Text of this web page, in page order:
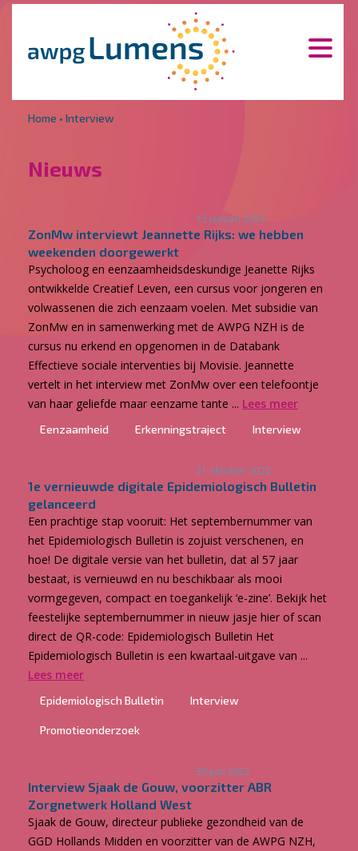
Home • Interview
Nieuws
13 januari 2023
ZonMw interviewt Jeannette Rijks: we hebben
weekenden doorgewerkt
Psycholoog en eenzaamheidsdeskundige Jeanette Rijks
ontwikkelde Creatief Leven, een cursus voor jongeren en
volwassenen die zich eenzaam voelen. Met subsidie van
ZonMw en in samenwerking met de AWPG NZH is de
cursus nu erkend en opgenomen in de Databank
Effectieve sociale interventies bij Movisie. Jeannette
vertelt in het interview met ZonMw over een telefoontje
van haar geliefde maar eenzame tante ... Lees meer
Eenzaamheid Erkenningstraject Interview
21 oktober 2022
1e vernieuwde digitale Epidemiologisch Bulletin
gelanceerd
Een prachtige stap vooruit: Het septembernummer van
het Epidemiologisch Bulletin is zojuist verschenen, en
hoe! De digitale versie van het bulletin, dat al 57 jaar
bestaat, is vernieuwd en nu beschikbaar als mooi
vormgegeven, compact en toegankelijk ‘e-zine’. Bekijk het
feestelijke septembernummer in nieuw jasje hier of scan
direct de QR-code: Epidemiologisch Bulletin Het
Epidemiologisch Bulletin is een kwartaal-uitgave van ...
Lees meer
Epidemiologisch Bulletin Interview
Promotieonderzoek
30 juni 2022
Interview Sjaak de Gouw, voorzitter ABR
Zorgnetwerk Holland West
Sjaak de Gouw, directeur publieke gezondheid van de
GGD Hollands Midden en voorzitter van de AWPG NZH,